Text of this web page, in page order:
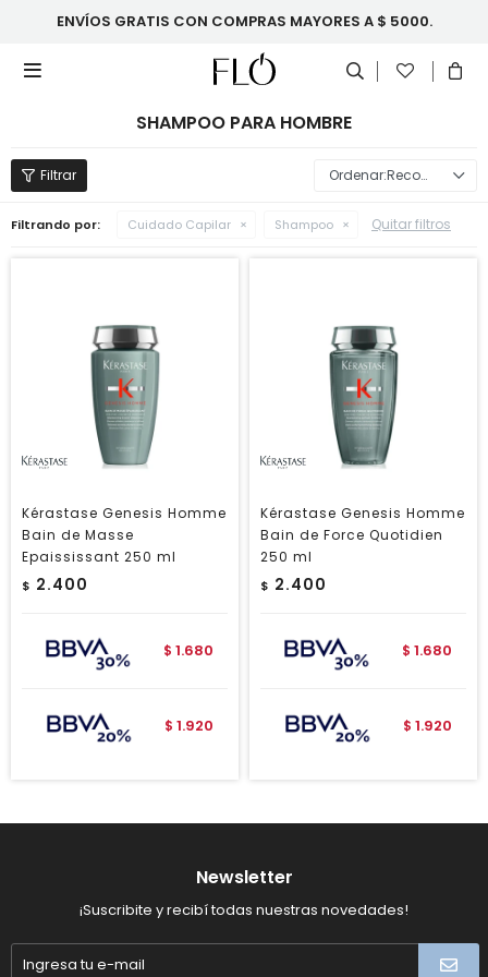
ENVÍOS GRATIS CON COMPRAS MAYORES A $ 5000.

SHAMPOO PARA HOMBRE
Recomendados
Filtrando por: Cuidado Capilar Shampoo Quitar filtros
Kérastase Genesis Homme
Bain de Masse
Epaississant 250 ml
$ 2.400
$ 1.680
$ 1.920
Kérastase Genesis Homme
Bain de Force Quotidien
250 ml
$ 2.400
$ 1.680
$ 1.920
Newsletter
¡Suscribite y recibí todas nuestras novedades!